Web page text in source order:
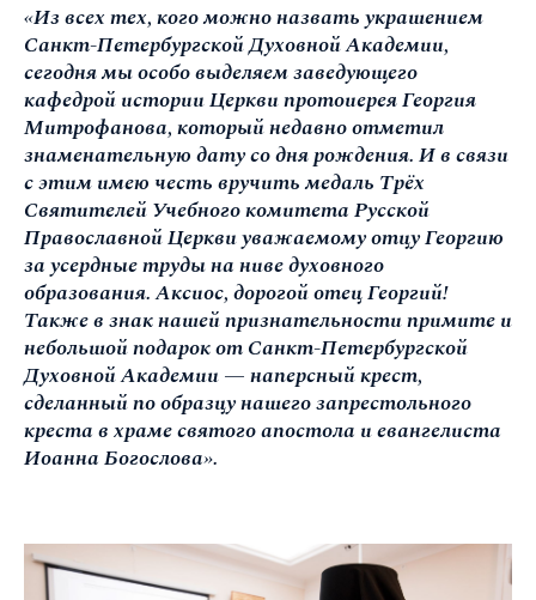
«Из всех тех, кого можно назвать украшением
Санкт-Петербургской Духовной Академии,
сегодня мы особо выделяем заведующего
кафедрой истории Церкви протоиерея Георгия
Митрофанова, который недавно отметил
знаменательную дату со дня рождения. И в связи
с этим имею честь вручить медаль Трёх
Святителей Учебного комитета Русской
Православной Церкви уважаемому отцу Георгию
за усердные труды на ниве духовного
образования. Аксиос, дорогой отец Георгий!
Также в знак нашей признательности примите и
небольшой подарок от Санкт-Петербургской
Духовной Академии — наперсный крест,
сделанный по образцу нашего запрестольного
креста в храме святого апостола и евангелиста
Иоанна Богослова».